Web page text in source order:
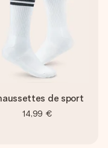
de sport
14,99 €